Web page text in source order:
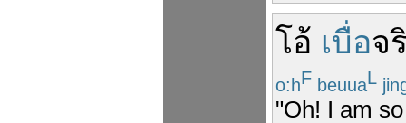
โอ้ เบื่อจ
o:hF beuuaL
"Oh! I am